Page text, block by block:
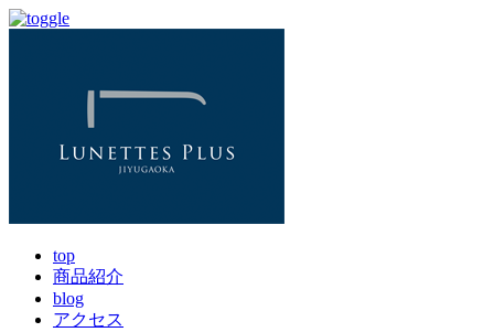
top
商品紹介
blog
アクセス